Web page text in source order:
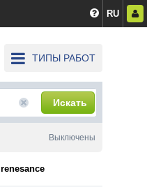
RU
ТИПЫ РАБОТ
Искать
renesance
Выключены